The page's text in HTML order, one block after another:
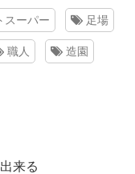
スーパー 足場
職人 造園
来る